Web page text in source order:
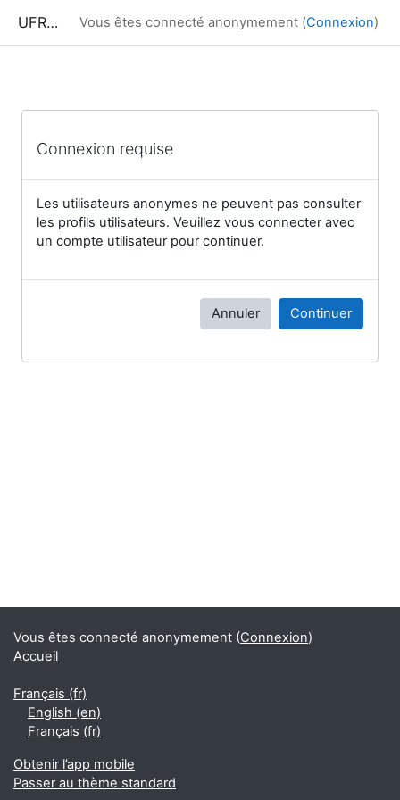
UFRIM²AG : Moodle Vous êtes connecté anonymement (Connexion)
Connexion requise
Les utilisateurs anonymes ne peuvent pas consulter
les profils utilisateurs. Veuillez vous connecter avec
un compte utilisateur pour continuer.
Annuler Continuer
Vous êtes connecté anonymement (Connexion)
Accueil
Français ‎(fr)‎
English ‎(en)‎
Français ‎(fr)‎
Obtenir l’app mobile
Passer au thème standard